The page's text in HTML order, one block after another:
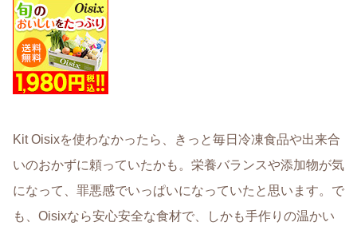
Kit Oisixを使わなかったら、きっと毎日冷凍食品や出来合
いのおかずに頼っていたかも。栄養バランスや添加物が気
になって、罪悪感でいっぱいになっていたと思います。で
も、Oisixなら安心安全な食材で、しかも手作りの温かい